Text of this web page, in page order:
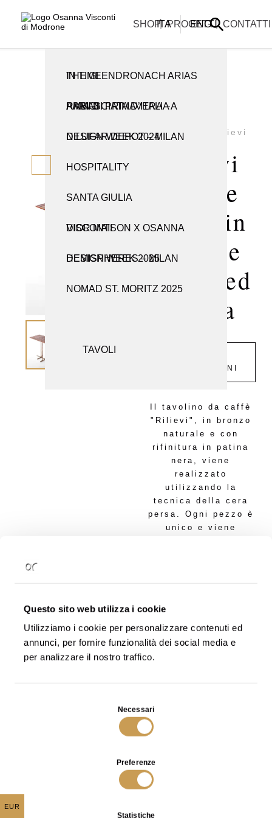
Questo sito web utilizza i cookie
Utilizziamo i cookie per personalizzare contenuti ed
annunci, per fornire funzionalità dei social media e
per analizzare il nostro traffico.
Necessari
Preferenze
Statistiche
riapriranno lunedì 31 agosto.
ARTIGIANATO E TRADIZIONE
TUTTE LE CREAZIONI
CABINET
CONSOLLE
LAMPADE E APPLIQUE
LIBRERIE
PARAVENTI
POMELLI
SEDUTE
TAVOLI
SHOP
TUTTI I PRODOTTI
CANDELIERI
OBJETS D’ART
PER LA TAVOLA
VASI
PROGETTI
THE GLENDRONACH ARIAS IN TIME
RAMI DI PRIMAVERA – AMBASCIATA D’ITALIA A PARIGI
NILUFAR DEPOT – MILAN DESIGN WEEK 2024
HOSPITALITY
SANTA GIULIA
DIOR MAISON X OSANNA VISCONTI
HEMISPHERES – MILAN DESIGN WEEK 2025
NOMAD ST. MORITZ 2025
CONTATTI
ITA ENG
Tavolini Rilievi
Rilievi
Coffee
Table in
Bronze
with Red
Patina
INFORMAZIONI
Il tavolino da caffè
"Rilievi", in bronzo
naturale e con
rifinitura in patina
nera, viene
realizzato
utilizzando la
tecnica della cera
persa. Ogni pezzo è
unico e viene
cm 40 l x 23 w x 38
EUR